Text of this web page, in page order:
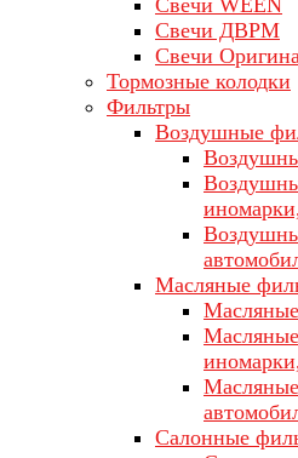
Свечи WEEN
Свечи ДВРМ
Свечи
Тормозные колодки
Фильтры
Воздушные
Масляные
Салонные